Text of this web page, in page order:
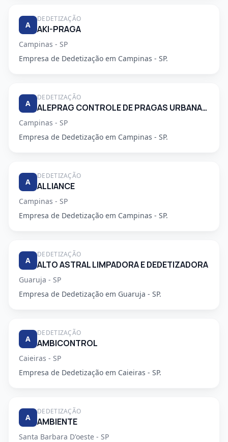
A
DEDETIZAÇÃO
AKI-PRAGA
Campinas - SP
Empresa de Dedetização em Campinas - SP.
A
DEDETIZAÇÃO
ALEPRAG CONTROLE DE PRAGAS URBANAS LTDA
Campinas - SP
Empresa de Dedetização em Campinas - SP.
A
DEDETIZAÇÃO
ALLIANCE
Campinas - SP
Empresa de Dedetização em Campinas - SP.
A
DEDETIZAÇÃO
ALTO ASTRAL LIMPADORA E DEDETIZADORA
Guaruja - SP
Empresa de Dedetização em Guaruja - SP.
A
DEDETIZAÇÃO
AMBICONTROL
Caieiras - SP
Empresa de Dedetização em Caieiras - SP.
A
DEDETIZAÇÃO
AMBIENTE
Santa Barbara D'oeste - SP